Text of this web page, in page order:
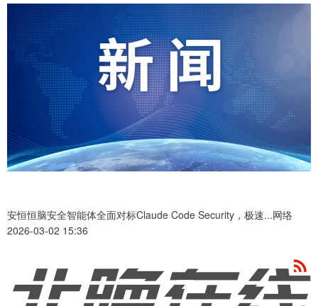
安恒恒脑安全智能体全面对标Claude Code Security，极速...网络
2026-03-02 15:36